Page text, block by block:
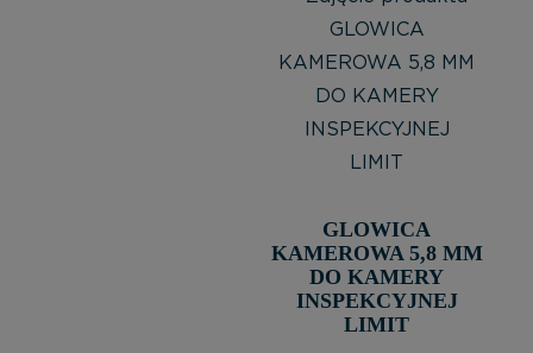
GLOWICA
KAMEROWA 5,8 MM
DO KAMERY
INSPEKCYJNEJ
LIMIT